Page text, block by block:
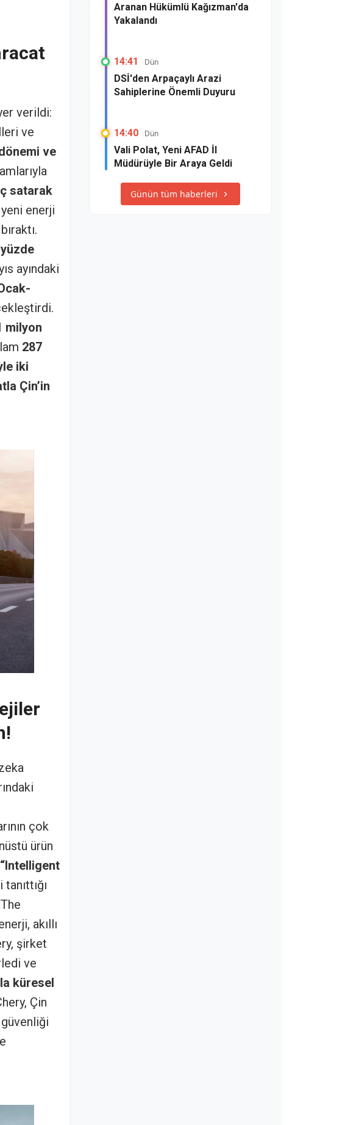
verildi:
ve
ve
satarak
enerji
yüzde
ayındaki
milyon
287
iki
Çin’in
çok
ürün
“Intelligent
akıllı
şirket
ve
küresel
Çin
Aranan Hükümlü Kağızman'da
Yakalandı
14:41 Dün
DSİ'den Arpaçaylı Arazi
Sahiplerine Önemli Duyuru
14:40 Dün
Vali Polat, Yeni AFAD İl
Müdürüyle Bir Araya Geldi
Günün tüm haberleri